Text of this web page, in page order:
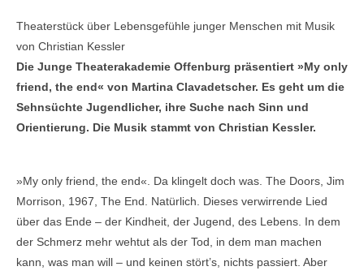
Theaterstück über Lebensgefühle junger Menschen mit Musik
von Christian Kessler
Die Junge Theaterakademie Offenburg präsentiert »My only
friend, the end« von Martina Clavadetscher. Es geht um die
Sehnsüchte Jugendlicher, ihre Suche nach Sinn und
Orientierung. Die Musik stammt von Christian Kessler.
»My only friend, the end«. Da klingelt doch was. The Doors, Jim
Morrison, 1967, The End. Natürlich. Dieses verwirrende Lied
über das Ende – der Kindheit, der Jugend, des Lebens. In dem
der Schmerz mehr wehtut als der Tod, in dem man machen
kann, was man will – und keinen stört’s, nichts passiert. Aber